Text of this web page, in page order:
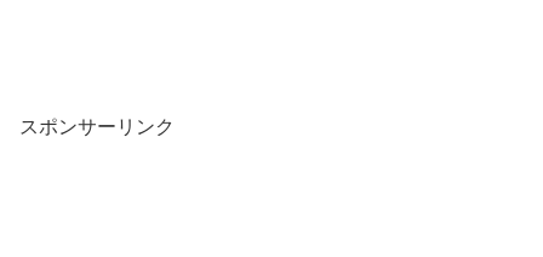
スポンサーリンク